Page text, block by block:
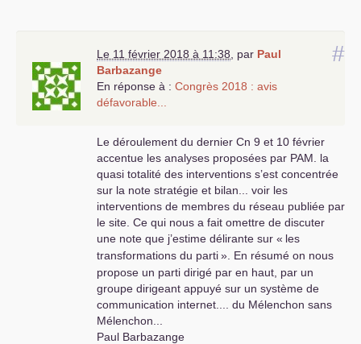
#
Le 11 février 2018 à 11:38 par Paul
Barbazange
En réponse à : Congrès 2018 : avis
défavorable...
Le déroulement du dernier Cn 9 et 10 février
accentue les analyses proposées par PAM . la
quasi totalité des interventions s’est concentrée
sur la note stratégie et bilan... voir les
interventions de membres du réseau publiée par
le site. Ce qui nous a fait omettre de discuter
une note que j’estime délirante sur « les
transformations du parti». En résumé on nous
propose un parti dirigé par en haut, par un
groupe dirigeant appuyé sur un système de
communication internet.... du Mélenchon sans
Mélenchon...
Paul Barbazange